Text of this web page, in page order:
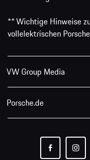
** Wichtige Hinweise
vollelektrischen
VW Group Media
Porsche.de